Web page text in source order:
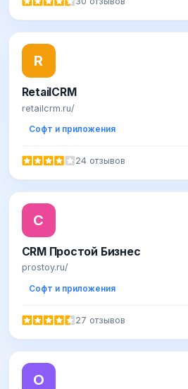
R
RetailCRM
retailcrm.ru/
Софт и приложения
24 отзывов
C
CRM Простой Бизнес
prostoy.ru/
Софт и приложения
27 отзывов
O